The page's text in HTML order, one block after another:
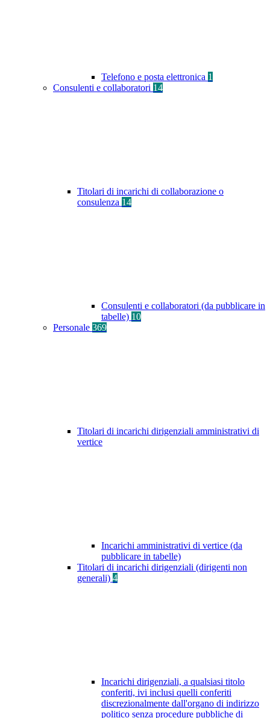
Telefono e posta elettronica 1
Consulenti e collaboratori 14
Titolari di incarichi di collaborazione o
consulenza 14
Consulenti e collaboratori (da pubblicare in
tabelle) 10
Personale 369
Titolari di incarichi dirigenziali amministrativi di
vertice
Incarichi amministrativi di vertice (da
pubblicare in tabelle)
Titolari di incarichi dirigenziali (dirigenti non
generali) 4
Incarichi dirigenziali, a qualsiasi titolo
conferiti, ivi inclusi quelli conferiti
discrezionalmente dall'organo di indirizzo
politico senza procedure pubbliche di